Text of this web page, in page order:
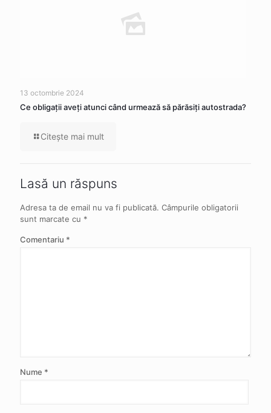
13 octombrie 2024
Ce obligaţii aveţi atunci când urmează să părăsiţi autostrada?
Citeşte mai mult
Lasă un răspuns
Adresa ta de email nu va fi publicată. Câmpurile obligatorii
sunt marcate cu *
Comentariu *
Nume *